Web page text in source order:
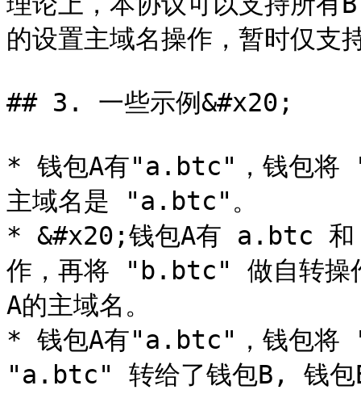
的设置主域名操作，暂时仅
## 3. 一些示例&#x20;
* 钱包A有"a.btc"，钱包将
主域名是 "a.btc"。
* &#x20;钱包A有 a.btc
作，再将 "b.btc" 做自转操
A的主域名。
* 钱包A有"a.btc"，钱包将
"a.btc" 转给了钱包B, 钱包